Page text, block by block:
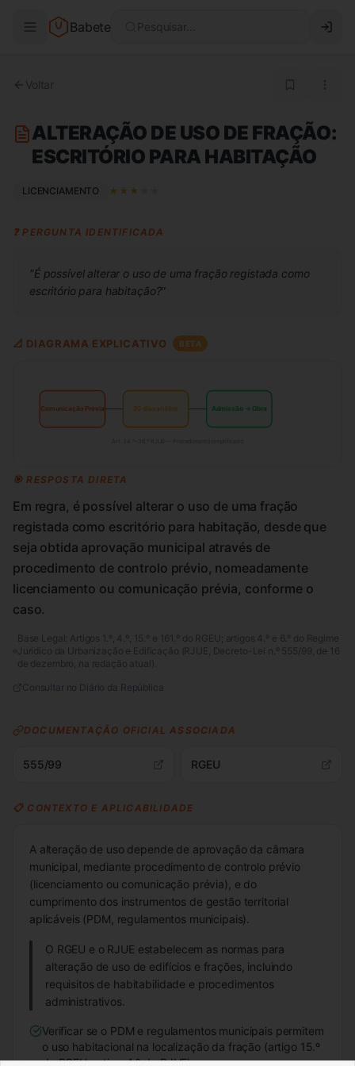
Babete Pesquisar...
Voltar
ALTERAÇÃO DE USO DE FRAÇÃO:
ESCRITÓRIO PARA HABITAÇÃO
LICENCIAMENTO ★ ★ ★
❓ PERGUNTA IDENTIFICADA
"É possível alterar o uso de uma fração registada como
escritório para habitação?"
📐 DIAGRAMA EXPLICATIVO BETA
Comunicação Prévia 20 dias análise Admissão → Obra
🎯 RESPOSTA DIRETA
Em regra, é possível alterar o uso de uma fração
registada como escritório para habitação, desde que
seja obtida aprovação municipal através de
procedimento de controlo prévio, nomeadamente
licenciamento ou comunicação prévia, conforme o
caso.
Base Legal: Artigos 1.º, 4.º, 15.º e 161.º do RGEU; artigos 4.º e 6.º do Regime
Jurídico da Urbanização e Edificação (RJUE, Decreto-Lei n.º 555/99, de 16
de dezembro, na redação atual).
Consultar no Diário da República
DOCUMENTAÇÃO OFICIAL ASSOCIADA
555/99 RGEU
📋 CONTEXTO E APLICABILIDADE
A alteração de uso depende de aprovação da câmara
municipal, mediante procedimento de controlo prévio
(licenciamento ou comunicação prévia), e do
cumprimento dos instrumentos de gestão territorial
aplicáveis (PDM, regulamentos municipais).
O RGEU e o RJUE estabelecem as normas para
alteração de uso de edifícios e frações, incluindo
requisitos de habitabilidade e procedimentos
administrativos.
Verificar se o PDM e regulamentos municipais permitem
o uso habitacional na localização da fração (artigo 15.º
do RGEU; artigo 4.º do RJUE).